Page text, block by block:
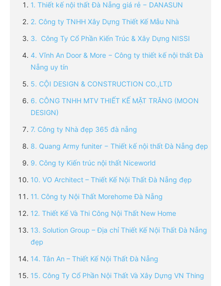
1. Thiết kế nội thất Đà Nẵng giá rẻ − DANASUN
2. Công ty TNHH Xây Dựng Thiết Kế Mẫu Nhà
3. Công Ty Cổ Phần Kiến Trúc & Xây Dựng NISSI
4. Vĩnh An Door & More − Công ty thiết kế nội thất Đà
Nẵng uy tín
5. CỘI DESIGN & CONSTRUCTION CO.,LTD
6. CÔNG TNHH MTV THIẾT KẾ MẶT TRĂNG (MOON
DESIGN)
7. Công ty Nhà đẹp 365 đà nẵng
8. Quang Army funiter − Thiết kế nội thất Đà Nẵng đẹp
9. Công ty Kiến trúc nội thất Niceworld
10. VO Architect – Thiết Kế Nội Thất Đà Nẵng đẹp
11. Công ty Nội Thất Morehome Đà Nẵng
12. Thiết Kế Và Thi Công Nội Thất New Home
13. Solution Group – Địa chỉ Thiết Kế Nội Thất Đà Nẵng
đẹp
14. Tân An – Thiết Kế Nội Thất Đà Nẵng
15. Công Ty Cổ Phần Nội Thất Và Xây Dựng VN Thing